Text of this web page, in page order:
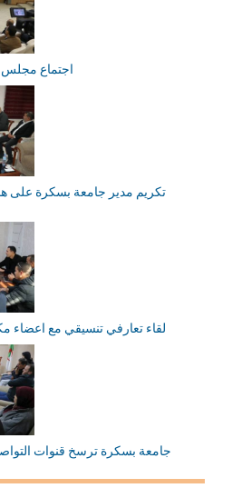
اجتماع مجلس
تكريم مدير جامعة بسكرة على
لقاء تعارفي تنسيقي مع اعضاء
جامعة بسكرة ترسخ قنوات التواصل